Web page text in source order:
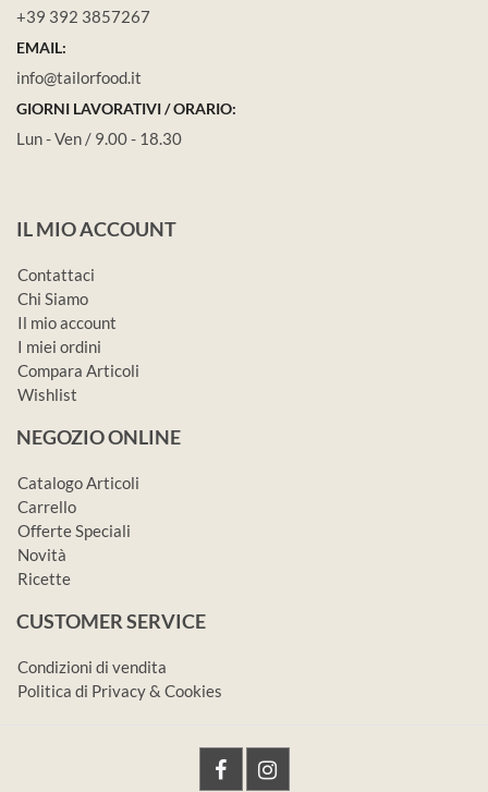
+39 392 3857267
EMAIL:
info@tailorfood.it
GIORNI LAVORATIVI / ORARIO:
Lun - Ven / 9.00 - 18.30
IL MIO ACCOUNT
Contattaci
Chi Siamo
Il mio account
I miei ordini
Compara Articoli
Wishlist
NEGOZIO ONLINE
Catalogo Articoli
Carrello
Offerte Speciali
Novità
Ricette
CUSTOMER SERVICE
Condizioni di vendita
Politica di Privacy & Cookies